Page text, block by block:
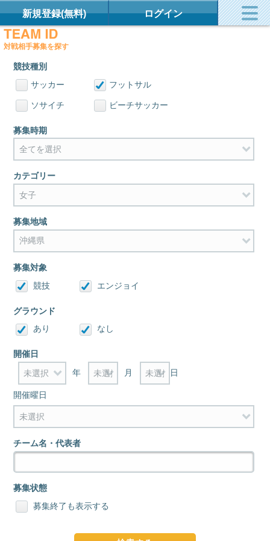
新規登録(無料) ログイン
対戦相手募集を探す
競技種別
サッカー
フットサル
ソサイチ ビーチサッカー
募集時期
カテゴリー
募集地域
募集対象
競技
エンジョイ
グラウンド
あり
なし
開催日
年
月 日
開催曜日
チーム名・代表者
募集状態
募集終了も表示する